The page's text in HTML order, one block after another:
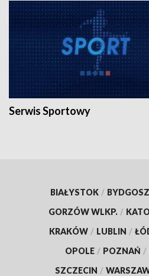
Serwis Sportowy
BIAŁYSTOK /
GORZÓW WLKP. /
KRAKÓW / LUBLIN /
OPOLE / POZNAŃ /
SZCZECIN /